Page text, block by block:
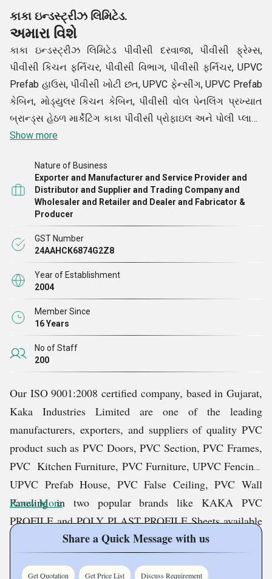
કાકા ઇન્ડસ્ટ્રીઝ લિમિટેડ.
અમારા વિશે
કાકા ઇન્ડસ્ટ્રીઝ લિમિટેડ પીવીસી દરવાજા, પીવીસી ફ્રેમ્સ,
પીવીસી કિચન ફર્નિચર, પીવીસી વિભાગ, પીવીસી ફર્નિચર, UPVC
Prefab હાઉસ, પીવીસી ખોટી છત, UPVC ફેન્સીંગ, UPVC Prefab
કેબિન, મોડ્યુલર કિચન કેબિન, પીવીસી વોલ પેનલિંગ પ્રખ્યાત
બ્રાન્ડ્સ હેઠળ માર્કેટિંગ કાકા પીવીસી પ્રોફાઇલ અને પોલી પ્લાસ્ટ
પ્રોફાઇલ, તેની શીટ્સ વિવિધ રંગો અને અન્ય વિશિષ્ટતાઓ
હૈદરાબાદ જેવા કેટલાક મોટા શહેરોમાં અમારી પ્રોડક્ટ્સ સપ્લાય
કરી રહ્યા છીએ. વધુમાં, અમે પીવીસી કપડા, ફાઇબર દરવાજા,
પીવીસી ડોર અને વિંડો, પીવીસી મોડ્યુલર કિચન, પીવીસી કિચન
કેબિનેટ્સ, પીવીસી બાથરૂમ ડોર વગેરે સાથે પણ વ્યવહાર કરી રહ્યા
છીએ.
Show more
Nature of Business
Exporter and Manufacturer and Service Provider and
Distributor and Supplier and Trading Company and
Wholesaler and Retailer and Dealer and Fabricator &
Producer
GST Number
24AAHCK6874G2Z8
Year of Establishment
2004
Member Since
16 Years
No of Staff
200
Our ISO 9001:2008 certified company, based in Gujarat,
Kaka Industries Limited are one of the leading
manufacturers, exporters, and suppliers of quality PVC
product such as PVC Doors, PVC Section, PVC Frames,
PVC Kitchen Furniture, PVC Furniture, UPVC Fencing,
UPVC Prefab House, PVC False Ceiling, PVC Wall
Paneling in two popular brands like KAKA PVC
PROFILE and POLY PLAST PROFILE Sheets available
in many colour range and others, in India. We supply our
products to all major cities like Delhi, Mumbai,
Bangalore, Nagpur, Hyderabad and Kolkata. We also
Know More
Share a Quick Message with us
Get Quotation Get Price List Discuss Requirement